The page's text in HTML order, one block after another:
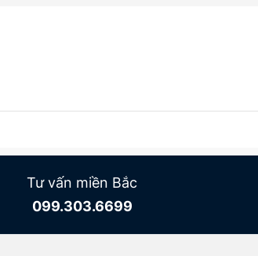
Tư vấn miền Bắc
099.303.6699